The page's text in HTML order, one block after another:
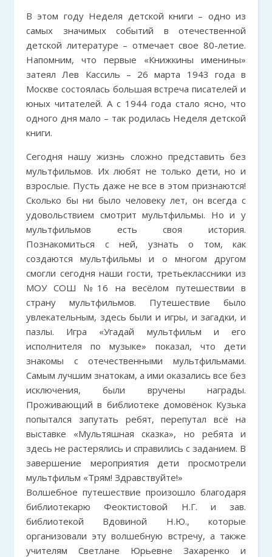
В этом году Неделя детской книги – одно из
самых значимых событий в отечественной
детской литературе – отмечает свое 80-летие.
Напомним, что первые «Книжкины именины»
затеял Лев Кассиль – 26 марта 1943 года в
Москве состоялась большая встреча писателей и
юных читателей. А с 1944 года стало ясно, что
одного дня мало – так родилась Неделя детской
книги.
Сегодня нашу жизнь сложно представить без
мультфильмов. Их любят не только дети, но и
взрослые. Пусть даже не все в этом признаются!
Сколько бы ни было человеку лет, он всегда с
удовольствием смотрит мультфильмы. Но и у
мультфильмов есть своя история.
Познакомиться с ней, узнать о том, как
создаются мультфильмы и о многом другом
смогли сегодня наши гости, третьеклассники из
МОУ СОШ №16 на весёлом путешествии в
страну мультфильмов. Путешествие было
увлекательным, здесь были и игры, и загадки, и
пазлы. Игра «Угадай мультфильм и его
исполнителя по музыке» показал, что дети
знакомы с отечественными мультфильмами.
Самым лучшим знатокам, а ими оказались все без
исключения, были вручены награды.
Проживающий в библиотеке домовёнок Кузька
попытался запутать ребят, перепутал всё на
выставке «Мультяшная сказка», но ребята и
здесь не растерялись и справились с заданием. В
завершение мероприятия дети просмотрели
мультфильм «Трям! Здравствуйте!»
Волшебное путешествие произошло благодаря
библиотекарю Феоктистовой Н.Г. и зав.
библиотекой Вдовиной Н.Ю., которые
организовали эту волшебную встречу, а также
учителям Светлане Юрьевне Захаренко и